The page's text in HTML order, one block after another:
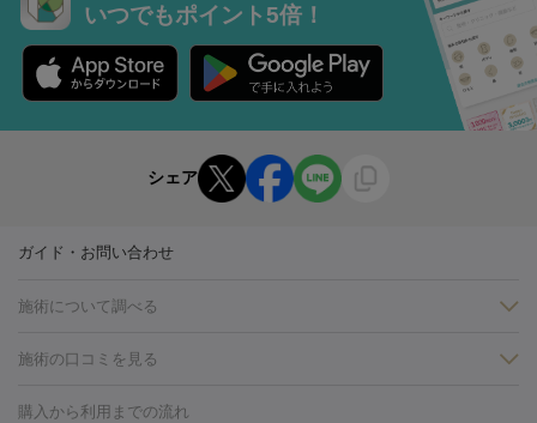
いつでもポイント5倍！
シェア
ガイド・お問い合わせ
施術について調べる
美白
施術の口コミを見る
フォトフェイシャルM22
購入から利用までの流れ